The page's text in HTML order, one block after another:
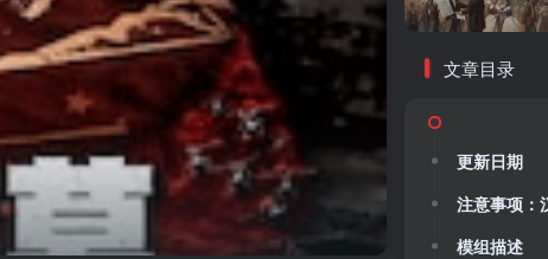
文章目录
更新日期
模组描述